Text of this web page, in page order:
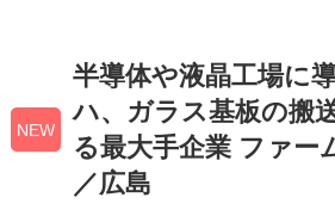
NEW
半導体や液晶工場に
ハ、ガラス基板の搬
る最大手企業 ファー
／広島